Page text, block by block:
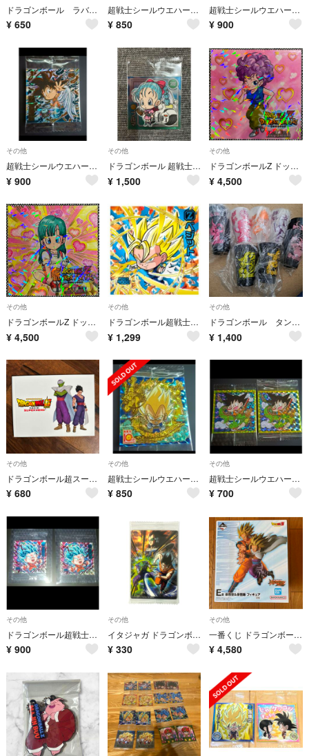
ドラゴンボール ラバーコースター ウーロン
¥ 650
超戦士シールウエハース超 激闘の記憶 ベジータ 超16-28 10thR
¥ 850
超戦士シールウエハース超 激闘の記憶 バイバイ ドラゴンワールド 悟空
¥ 900
その他
超戦士シールウエハース超 激闘の記憶 Z 孫悟空 W7-51
¥ 900
その他
ドラゴンボール 超戦士シール ウエハースZ 1弾 ブルマ W-15 R
¥ 1,500
その他
ドラゴンボールZ ドッカンバトル ランファン シール ステッカー 角プリズム ジャンプフェスタ 非売品
¥ 4,500
その他
ドラゴンボールZ ドッカンバトル ブルマ シール ステッカー 角プリズム ジャンプフェスタ 非売品
¥ 4,500
その他
ドラゴンボール超戦士ウエハース超 激闘の記憶 超16-27 UGR ベジット
¥ 1,299
その他
ドラゴンボール タンブラー 9個
¥ 1,400
その他
ドラゴンボール超スーパーヒーロー映画BR 付属品
¥ 680
その他
超戦士シールウエハース超 激闘の記憶 ベジータ 超16-28 10thR
¥ 850
その他
超戦士シールウエハース超 激闘の記憶 シール 2枚セット 孫悟空と仲間たち
¥ 700
その他
ドラゴンボール超戦士シールウエハース超 激闘の記憶 孫悟空 ゴッドレア 2枚
¥ 900
その他
イタジャガ ドラゴンボール vol.10 N 孫悟空&ピッコロvsラディッツ 10-03
¥ 330
その他
一番くじ ドラゴンボール E賞 孫悟空＆孫悟飯 箱のみ
¥ 4,580